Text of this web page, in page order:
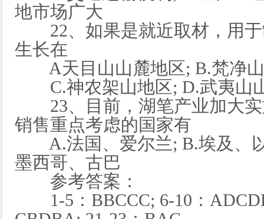
地市场广大
22、如果是就近取材，用于
生长在
A天目山山麓地区; B.梵净山
C.神农架山地区; D.武夷山
23、目前，湖笔产业加大实
销售重点考虑的国家有
A.法国、爱尔兰; B.埃及、
墨西哥、古巴
参考答案：
1-5：BBCCC; 6-10：